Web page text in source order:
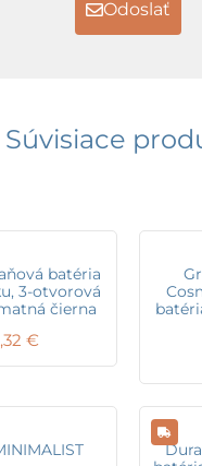
Odoslať
Súvisiace
batéria
3-otvorová
čierna
€